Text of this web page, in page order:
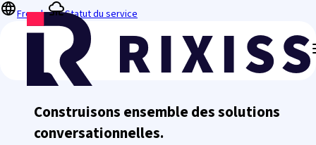
French Statut du service
Construisons ensemble des solutions
conversationnelles.